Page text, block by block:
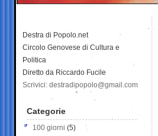
Destra di Popolo.net
Circolo Genovese di Cultura e
Politica
Diretto da Riccardo Fucile
Scrivici: destradipopolo@gmail.com
Categorie
100 giorni (5)